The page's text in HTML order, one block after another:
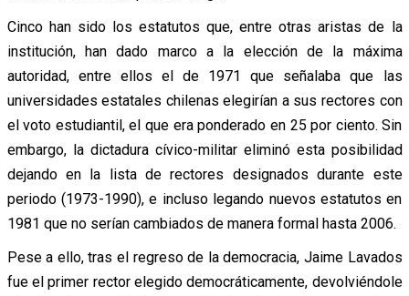
Cinco han sido los estatutos que, entre otras aristas de la
institución, han dado marco a la elección de la máxima
autoridad, entre ellos el de 1971 que señalaba que las
universidades estatales chilenas elegirían a sus rectores con
el voto estudiantil, el que era ponderado en 25 por ciento. Sin
embargo, la dictadura cívico-militar eliminó esta posibilidad
dejando en la lista de rectores designados durante este
periodo (1973-1990), e incluso legando nuevos estatutos en
1981 que no serían cambiados de manera formal hasta 2006.
Pese a ello, tras el regreso de la democracia, Jaime Lavados
fue el primer rector elegido democráticamente, devolviéndole